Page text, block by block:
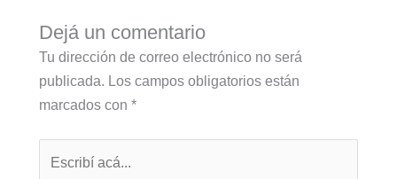
Dejá un comentario
Tu dirección de correo electrónico no será
publicada. Los campos obligatorios están
marcados con *